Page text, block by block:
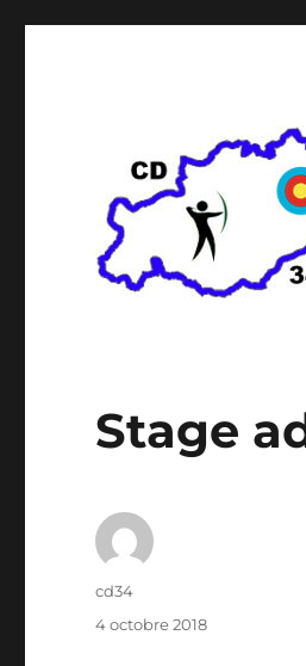
Stage
Auteur
cd34
Publié
4 octobre 2018